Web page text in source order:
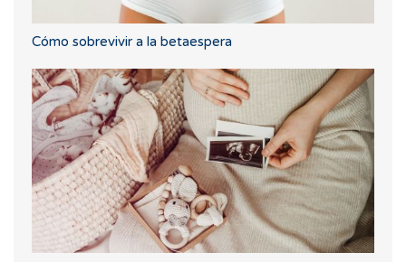
Cómo sobrevivir a la betaespera